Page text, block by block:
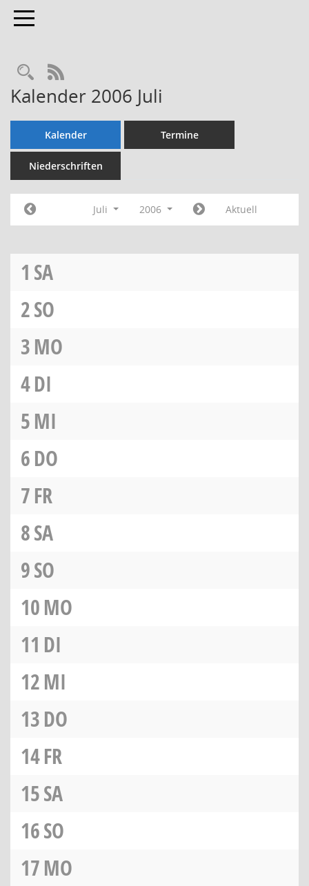
Toggle navigation
Rechercheauswahl
RSS-Feed
Kalender 2006 Juli
Kalender Termine
Niederschriften
Juli 2006 Aktuell
1 SA
2SO
3MO
4DI
5MI
6DO
7FR
8SA
9SO
10MO
11 DI
12MI
13DO
14FR
15SA
16SO
17MO